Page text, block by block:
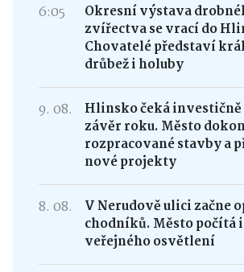
6:05
Okresní výstava
zvířectva se vrací do
Chovatelé představí
drůbež i holuby
9. 08.
Hlinsko čeká
závěr roku. Město
rozpracované stavby a
nové projekty
8. 08.
V Nerudově ulici začne
chodníků. Město počítá
veřejného osvětlení